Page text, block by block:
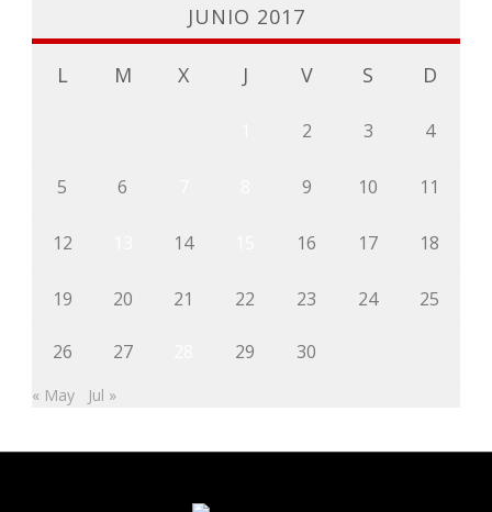
JUNIO 2017
L M X J V S D
2 3 4
5 6 9 10 11
12 14 16 17 18
19 20 21 22 23 24 25
26 27 29 30
« May Jul »